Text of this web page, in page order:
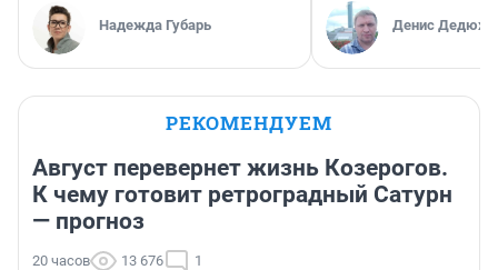
Надежда Губарь Денис
РЕКОМЕНДУЕМ
Август перевернет жизнь Козерогов.
К чему готовит ретроградный Сатурн
— прогноз
20 часов 13 676 1